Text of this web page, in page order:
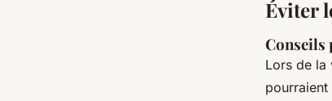
Éviter
Conseils
Lors de la